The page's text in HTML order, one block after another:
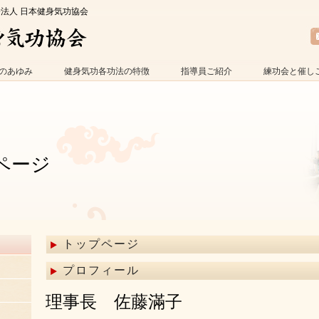
人 日本健身気功協会
あゆみ 健身気功各功法の特徴 指導員ご紹介 練功会と催し
ージ
トップページ
プロフィール
理事長 佐藤滿子